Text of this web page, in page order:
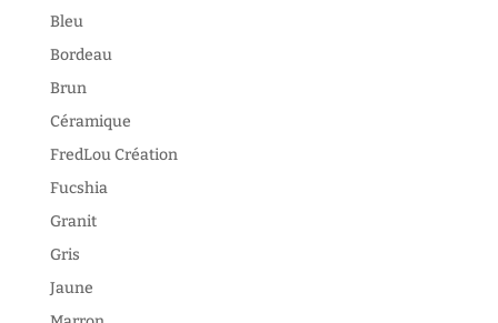
Bleu
Bordeau
Brun
Céramique
FredLou Création
Fucshia
Granit
Gris
Jaune